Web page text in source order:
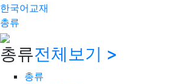
한국어교재
총류
총류전체보기 >
총류